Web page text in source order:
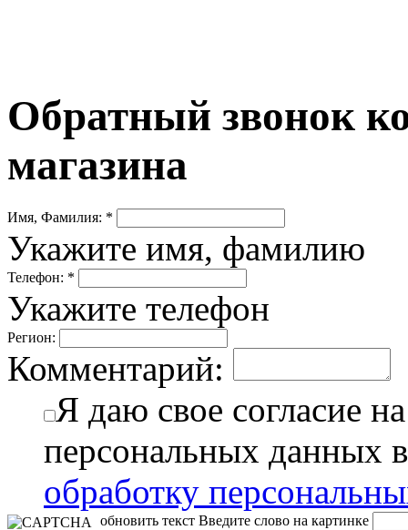
Обратный звонок
магазина
Имя, Фамилия: *
Укажите имя, фамилию
Телефон: *
Укажите телефон
Регион:
Комментарий:
Я даю свое согласие
персональных данных
обработку
обновить текст Введите слово на картинке